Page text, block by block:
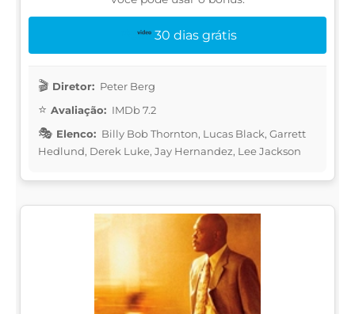
30 dias grátis
Diretor: Peter Berg
Avaliação: IMDb 7.2
Elenco: Billy Bob Thornton, Lucas Black, Garrett
Hedlund, Derek Luke, Jay Hernandez, Lee Jackson